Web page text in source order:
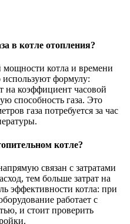
в котле отопления?
мощности котла и времени
используют формулу:
коэффициент часовой
способность газа. Это
газа потребуется за час
котле?
связан с затратами
тем больше затрат на
эффективности котла: при
работает с
и стоит проверить